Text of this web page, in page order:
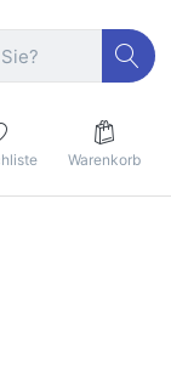
Warenkorb